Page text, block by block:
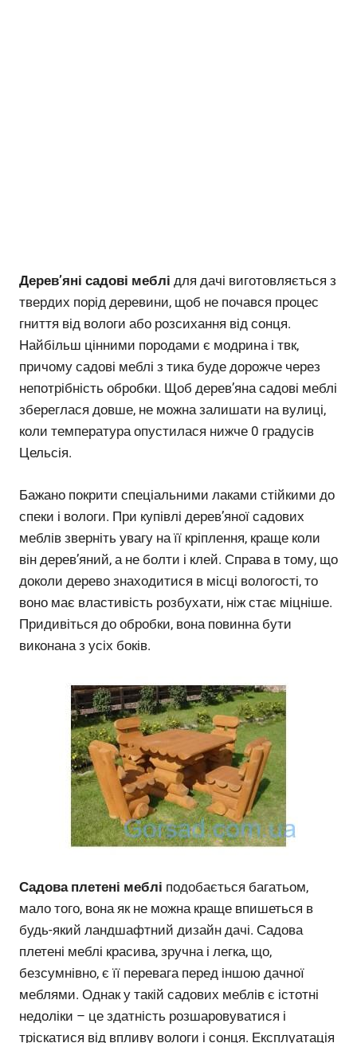
Дерев’яні садові меблі для дачі виготовляється з
твердих порід деревини, щоб не почався процес
гниття від вологи або розсихання від сонця.
Найбільш цінними породами є модрина і твк,
причому садові меблі з тика буде дорожче через
непотрібність обробки. Щоб дерев’яна садові меблі
збереглася довше, не можна залишати на вулиці,
коли температура опустилася нижче 0 градусів
Цельсія.
Бажано покрити спеціальними лаками стійкими до
спеки і вологи. При купівлі дерев’яної садових
меблів зверніть увагу на її кріплення, краще коли
він дерев’яний, а не болти і клей. Справа в тому, що
доколи дерево знаходитися в місці вологості, то
воно має властивість розбухати, ніж стає міцніше.
Придивіться до обробки, вона повинна бути
виконана з усіх боків.
Садова плетені меблі подобається багатьом,
мало того, вона як не можна краще впишеться в
будь-який ландшафтний дизайн дачі. Садова
плетені меблі красива, зручна і легка, що,
безсумнівно, є її перевага перед іншою дачної
меблями. Однак у такій садових меблів є істотні
недоліки – це здатність розшаровуватися і
тріскатися від впливу вологи і сонця. Експлуатація